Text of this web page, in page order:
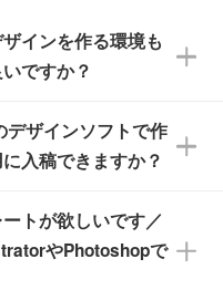
ただくと、おおよ
いただけます。
ご発注をお願いい
す。
ります。
袋に入っていま
)
ていない状態で
や、オリジナル
せん。
インを作る環境も
ですか？
ター」を使えば、
ンを作成できま
です。
ザインソフトで作
入稿できますか？
STUDIOなどのデ
ザインを作成した
トが欲しいです／
やPhotoshopで